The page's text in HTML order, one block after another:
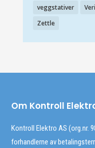
veggstativer
Zettle
Om Kontroll
Kontroll Elektro AS (org.nr.
forhandlerne av